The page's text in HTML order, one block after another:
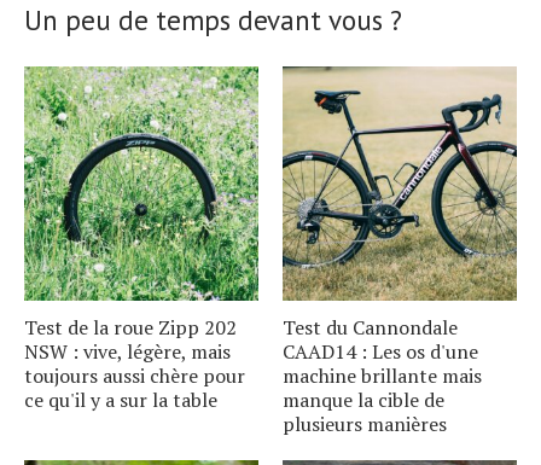
Un peu de temps devant vous ?
Test de la roue Zipp 202
NSW : vive, légère, mais
toujours aussi chère pour
ce qu'il y a sur la table
Test du Cannondale
CAAD14 : Les os d'une
machine brillante mais
manque la cible de
plusieurs manières